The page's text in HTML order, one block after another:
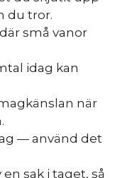
du tror.
små vanor
idag kan
när
— använd det
sak i taget, så